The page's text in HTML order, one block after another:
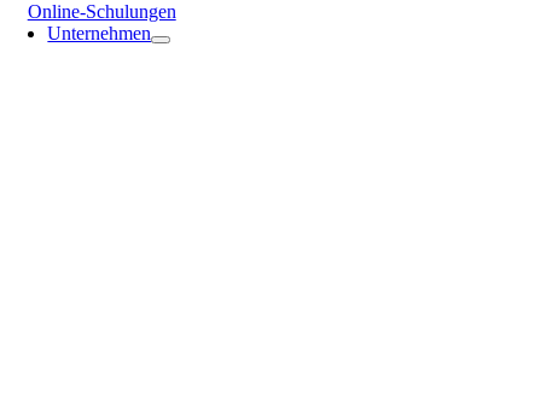
Online-Schulungen
Unternehmen